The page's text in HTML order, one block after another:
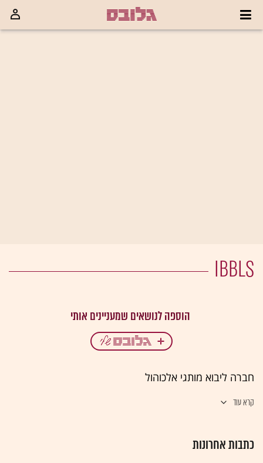
IBBLS
חברה ליבוא מותגי אלכוהול
קרא עוד
כתבות אחרונות